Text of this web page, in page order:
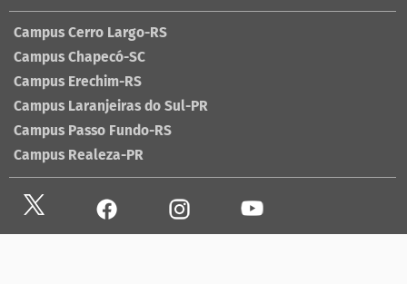
Campus Cerro Largo-RS
Campus Chapecó-SC
Campus Erechim-RS
Campus Laranjeiras do Sul-PR
Campus Passo Fundo-RS
Campus Realeza-PR